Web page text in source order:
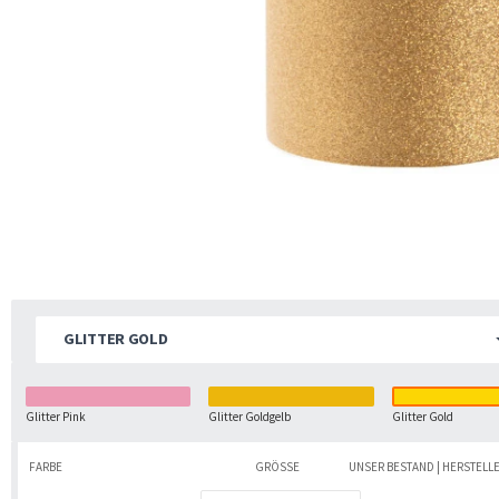
Glitter Pink Glitter Goldgelb Glitter Gold
GLITTER GOLD
FARBE GRÖSSE UNSER BESTAND |